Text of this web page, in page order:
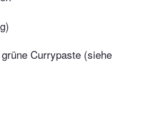
Currypaste (siehe